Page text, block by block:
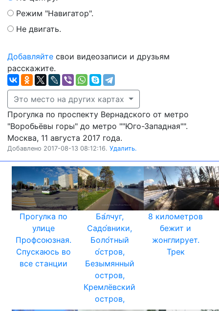
Режим "Навигатор".
Не двигать.
Добавляйте свои видеозаписи и друзьям
расскажите.
Это место на других картах
Прогулка по проспекту Вернадского от метро
"Воробьёвы горы" до метро ""Юго-Западная"".
Москва, 11 августа 2017 года.
Добавлено 2017-08-13 08:12:16. Удалить.
Прогулка по
улице
Профсоюзная.
Спускаюсь во
все станции
Ба́лчуг,
Садо́вники,
Боло́тный
о́стров,
Безымянный
остров,
Кремлёвский
остров,
8 километров
бежит и
жонглирует.
Трек